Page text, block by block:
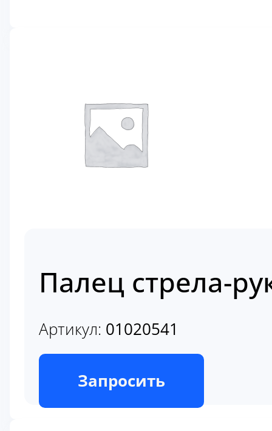
Палец стрела-
Артикул: 01020541
В наличии
Запросить